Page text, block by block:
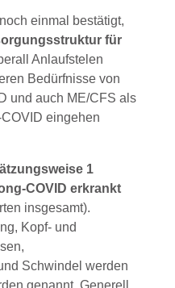
einmal bestätigt,
für
Anlaufstelen
Bedürfnisse von
und auch ME/CFS als
eingehen
1
COVID erkrankt
insgesamt).
Kopf- und
Schwindel werden
genannt. Generell